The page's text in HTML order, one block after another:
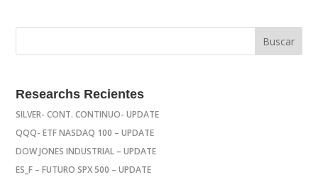
Researchs Recientes
SILVER- CONT. CONTINUO- UPDATE
QQQ- ETF NASDAQ 100 – UPDATE
DOW JONES INDUSTRIAL – UPDATE
ES_F – FUTURO SPX 500 – UPDATE